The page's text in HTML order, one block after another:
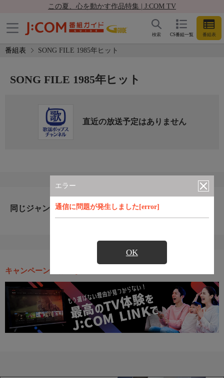
この夏、心を動かす作品特集 | J:COM TV
CS番組一覧 番組表
検索
番組表 SONG FILE 1985年ヒット
エラー
通信に問題が発生しました[error]
OK
SONG FILE 1985年ヒット
直近の放送予定はありません
同じジャンルのおすすめ番組
キャンペーン・お得な情報